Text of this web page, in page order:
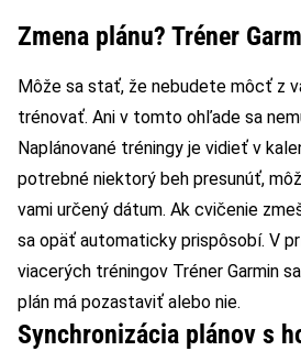
Zmena plánu? Tréner
Môže sa stať, že nebudete môcť z
trénovať. Ani v tomto ohľade sa
Naplánované tréningy je vidieť v
potrebné niektorý beh presunúť,
vami určený dátum. Ak cvičenie
sa opäť automaticky prispôsobí. V
viacerých tréningov Tréner Garmin
plán má pozastaviť alebo nie.
Synchronizácia plánov s